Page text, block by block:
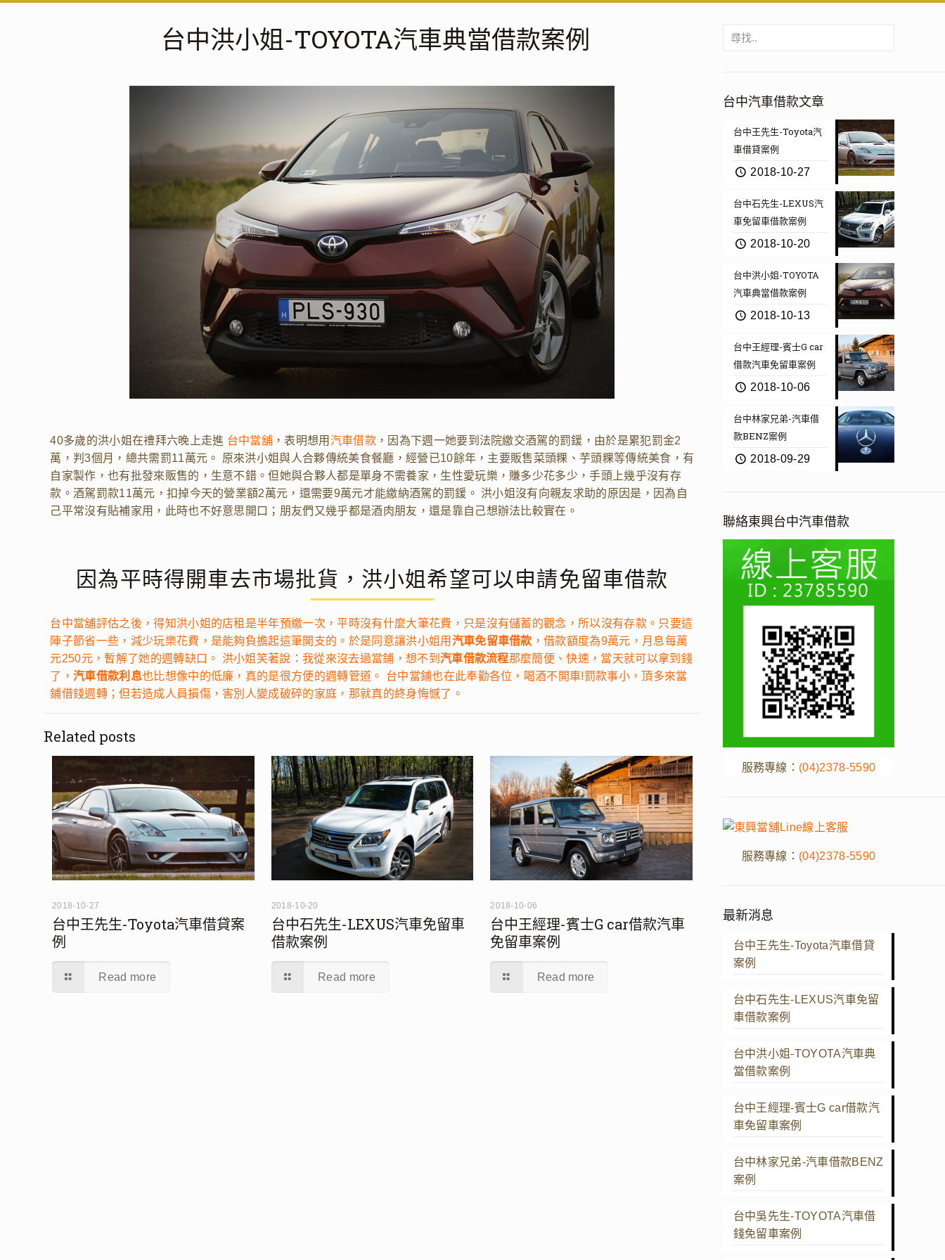
台中洪小姐-TOYOTA汽車典當借款案例
40多歲的洪小姐在禮拜六晚上走進 台中當舖 ，表明想用 汽車借款，因為下週一她要到法院繳交酒駕的罰鍰，由於是累犯罰金2
萬，判3個月，總共需罰11萬元。 原來洪小姐與人合夥傳統美食餐廳，經營已10餘年，主要販售菜頭粿、芋頭粿等傳統美食，有
自家製作，也有批發來販售的，生意不錯。但她與合夥人都是單身不需養家，生性愛玩樂，賺多少花多少，手頭上幾乎沒有存
款。酒駕罰款11萬元，扣掉今天的營業額2萬元，還需要9萬元才能繳納酒駕的罰鍰。 洪小姐沒有向親友求助的原因是，因為自
己平常沒有貼補家用，此時也不好意思開口；朋友們又幾乎都是酒肉朋友，還是靠自己想辦法比較實在。
因為平時得開車去市場批貨，洪小姐希望可以申請免留車借款
台中當舖評估之後，得知洪小姐的店租是半年預繳一次，平時沒有什麼大筆花費，只是沒有儲蓄的觀念，所以沒有存款。只要這
陣子節省一些，減少玩樂花費，是能夠負擔起這筆開支的。於是同意讓洪小姐用 汽車免留車借款 ，借款額度為9萬元，月息每萬
元250元，暫解了她的週轉缺口。 洪小姐笑著說：我從來沒去過當鋪，想不到 汽車借款流程那麼簡便、快速，當天就可以拿到錢
了， 汽車借款利息也比想像中的低廉，真的是很方便的週轉管道。 台中當鋪也在此奉勸各位，喝酒不開車!罰款事小，頂多來當
鋪借錢週轉；但若造成人員損傷，害別人變成破碎的家庭，那就真的終身悔憾了。
Related posts
2018-10-27
台中王先生-Toyota汽車借貸案
例
Read more
2018-10-20
台中石先生-LEXUS汽車免留車
借款案例
Read more
2018-10-06
台中王經理-賓士G car借款汽車
免留車案例
Read more
台中汽車借款文章
台中王先生-Toyota汽
車借貸案例
2018-10-27
台中石先生-LEXUS汽
車免留車借款案例
2018-10-20
台中洪小姐-TOYOTA
汽車典當借款案例
2018-10-13
台中王經理-賓士G car
借款汽車免留車案例
2018-10-06
台中林家兄弟-汽車借
款BENZ案例
2018-09-29
聯絡東興台中汽車借款
服務專線： (04)2378-5590
服務專線： (04)2378-5590
最新消息
台中王先生-Toyota汽車借貸
案例
台中石先生-LEXUS汽車免留
車借款案例
台中洪小姐-TOYOTA汽車典
當借款案例
台中王經理-賓士G car借款汽
車免留車案例
台中林家兄弟-汽車借款BENZ
案例
台中吳先生-TOYOTA汽車借
錢免留車案例